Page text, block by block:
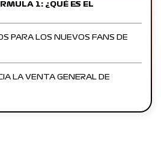
1: ¿QUÉ ES EL
PARA LOS NUEVOS FANS DE
LA VENTA GENERAL DE